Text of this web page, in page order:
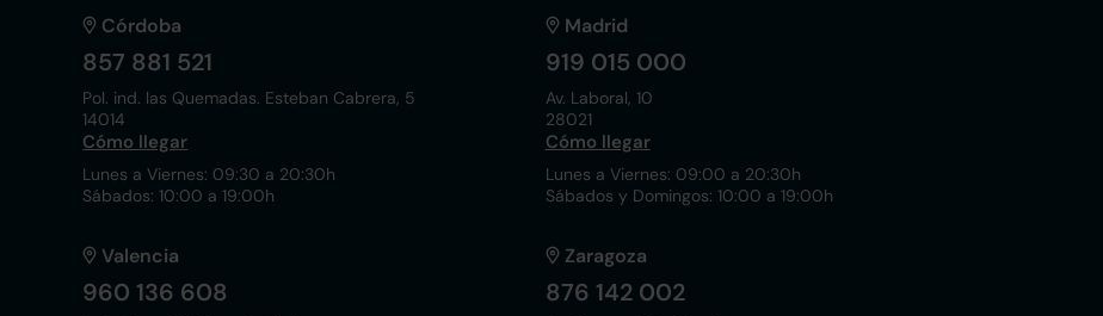
Córdoba
857 881 521
Pol. ind. las Quemadas. Esteban Cabrera, 5
14014
Cómo llegar
Lunes a Viernes: 09:30 a 20:30h
Sábados: 10:00 a 19:00h
Madrid
919 015 000
Av. Laboral, 10
28021
Cómo llegar
Lunes a Viernes: 09:00 a 20:30h
Sábados y Domingos: 10:00 a 19:00h
Valencia
960 136 608
Zaragoza
876 142 002